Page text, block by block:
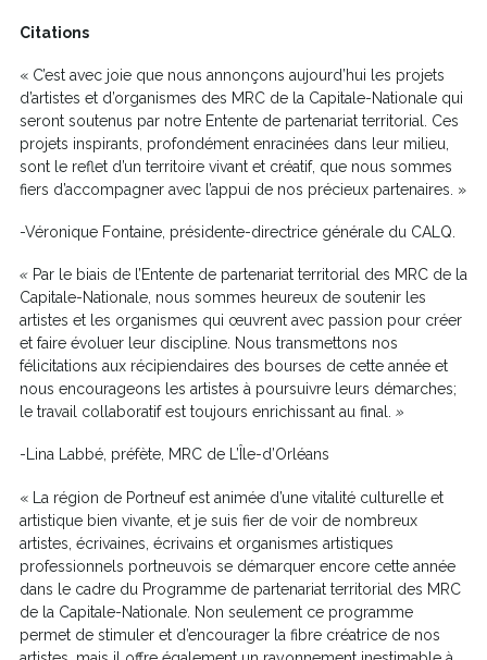
Citations
« C’est avec joie que nous annonçons aujourd’hui les projets
d’artistes et d’organismes des MRC de la Capitale-Nationale qui
seront soutenus par notre Entente de partenariat territorial. Ces
projets inspirants, profondément enracinées dans leur milieu,
sont le reflet d’un territoire vivant et créatif, que nous sommes
fiers d’accompagner avec l’appui de nos précieux partenaires. »
-Véronique Fontaine, présidente-directrice générale du CALQ.
« Par le biais de l’Entente de partenariat territorial des MRC de la
Capitale-Nationale, nous sommes heureux de soutenir les
artistes et les organismes qui œuvrent avec passion pour créer
et faire évoluer leur discipline. Nous transmettons nos
félicitations aux récipiendaires des bourses de cette année et
nous encourageons les artistes à poursuivre leurs démarches;
le travail collaboratif est toujours enrichissant au final. »
-Lina Labbé, préfète, MRC de L’Île-d’Orléans
« La région de Portneuf est animée d’une vitalité culturelle et
artistique bien vivante, et je suis fier de voir de nombreux
artistes, écrivaines, écrivains et organismes artistiques
professionnels portneuvois se démarquer encore cette année
dans le cadre du Programme de partenariat territorial des MRC
de la Capitale-Nationale. Non seulement ce programme
permet de stimuler et d’encourager la fibre créatrice de nos